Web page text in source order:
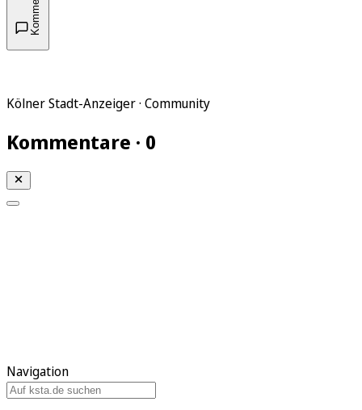
Kölner Stadt-Anzeiger · Community
Kommentare · 0
Navigation